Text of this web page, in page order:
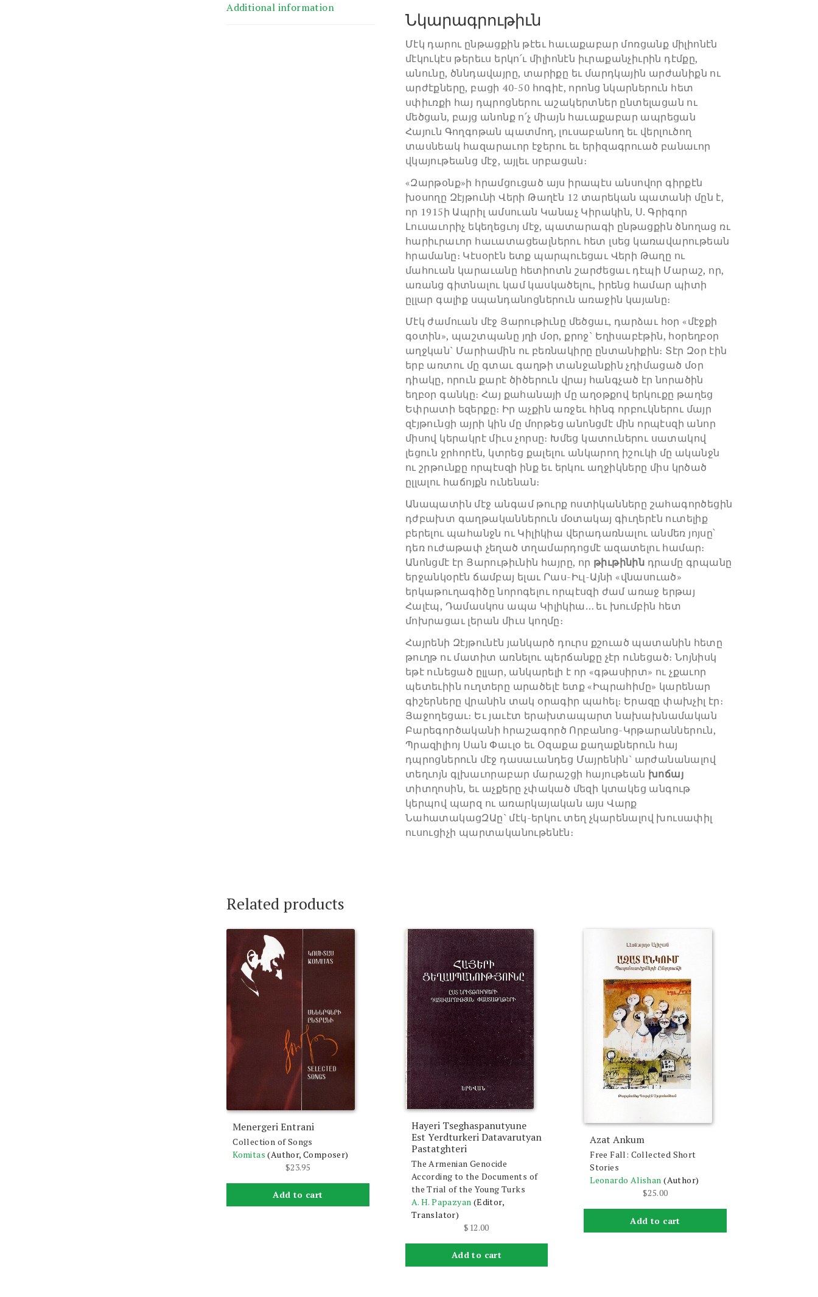
Additional information
Նկարագրութիւն
Մէկ դարու ընթացքին թէեւ հաւաքաբար մոռցանք միլիոնէն
մէկուկէս թերեւս երկո՛ւ միլիոնէն իւրաքանչիւրին դէմքը,
անունը, ծննդավայրը, տարիքը եւ մարդկային արժանիքն ու
արժէքները, բացի 40-50 հոգիէ, որոնց նկարներուն հետ
սփիւռքի հայ դպրոցներու աշակերտներ ընտելացան ու
մեծցան, բայց անոնք ո՛չ միայն հաւաքաբար ապրեցան
Հայուն Գողգոթան պատմող, լուսաբանող եւ վերլուծող
տասնեակ հազարաւոր էջերու եւ երիզագրուած բանաւոր
վկայութեանց մէջ, այլեւ սրբացան։
«Զարթօնք»ի հրամցուցած այս իրապէս անսովոր գիրքէն
խօսողը Զէյթունի Վերի Թաղէն 12 տարեկան պատանի մըն է,
որ 1915ի Ապրիլ ամսուան Կանաչ Կիրակին, Ս. Գրիգոր
Լուսաւորիչ եկեղեցւոյ մէջ, պատարագի ընթացքին ծնողաց ռւ
հարիւրաւոր հաւատացեալներու հետ լսեց կառավարութեան
հրամանը։ Կէսօրէն ետք պարպուեցաւ Վերի Թաղը ու
մահուան կարաւանը հետիոտն շարժեցաւ դէպի Մարաշ, որ,
առանց գիտնալու կամ կասկածելու, իրենց համար պիտի
ըլլար գալիք սպանդանոցներուն առաջին կայանը։
Մէկ ժամուան մէջ Յարութիւնը մեծցաւ, դարձաւ հօր «մէջքի
գօտին», պաշտպանը յղի մօր, քրոջ` Եղիսաբէթին, հօրեղբօր
աղջկան` Մարիամին ու բեռնակիրը ընտանիքին։ Տէր Զօր էին
երբ առտու մը գտաւ գաղթի տանջանքին չդիմացած մօր
դիակը, որուն քարէ ծիծերուն վրայ հանգչած էր նորածին
եղբօր գանկը։ Հայ քահանայի մը աղօթքով երկուքը թաղեց
Եփրատի եզերքը։ Իր աչքին առջեւ հինգ որբուկներու մայր
զէյթունցի այրի կին մը մորթեց անոնցմէ մին որպէսզի անոր
միսով կերակրէ միւս չորսը։ Խմեց կատուներու սատակով
լեցուն ջրհորէն, կտրեց քալելու անկարող իշուկի մը ականջն
ու շրթունքը որպէսզի ինք եւ երկու աղջիկները միս կրծած
ըլլալու հաճոյքն ունենան։
Անապատին մէջ անգամ թուրք ոստիկանները շահագործեցին
դժբախտ գաղթականներուն մօտակայ գիւղերէն ուտելիք
բերելու պահանջն ու Կիլիկիա վերադառնալու անմեռ յոյսը՝
դեռ ուժաթափ չեղած տղամարդոցմէ ազատելու համար։
Անոնցմէ էր Յարութիւնին հայրը, որ թիւթինին դրամը գրպանը
երջանկօրէն ճամբայ ելաւ Րաս-Իւլ-Այնի «վնասուած»
երկաթուղագիծը նորոգելու որպէսզի ժամ առաջ երթայ
Հալէպ, Դամասկոս ապա Կիլիկիա… եւ խումբին հետ
մոխրացաւ լերան միւս կողմը։
Հայրենի Զէյթունէն յանկարծ դուրս քշուած պատանին հետը
թուղթ ու մատիտ առնելու պերճանքը չէր ունեցած։ Նոյնիսկ
եթէ ունեցած ըլլար, անկարելի է որ «գթասիրտ» ու չքաւոր
պետեւիին ուղտերը արածելէ ետք «Իպրահիմը» կարենար
գիշերները վրանին տակ օրագիր պահել։ Երազը փախչիլ էր։
Յաջողեցաւ։ Եւ յաւէտ երախտապարտ նախախնամական
Բարեգործականի հրաշագործ Որբանոց-Կրթարաններուն,
Պրազիլիոյ Սան Փաւլօ եւ Օզաքա քաղաքներուն հայ
դպրոցներուն մէջ դասաւանդեց Մայրենին` արժանանալով
տեղւոյն գլխաւորաբար մարաշցի հայութեան խոճայ
տիտղոսին, եւ աչքերը չփակած մեզի կտակեց անգութ
կերպով պարզ ու առարկայական այս Վարք
ՆահատակացԶԱը` մէկ-երկու տեղ չկարենալով խուսափիլ
ուսուցիչի պարտականութենէն։
Related products
Menergeri Entrani
Collection of Songs
Komitas (Author, Composer)
$23.95
Add to cart
Hayeri Tseghaspanutyune
Est Yerdturkeri Datavarutyan
Pastatghteri
The Armenian Genocide
According to the Documents of
the Trial of the Young Turks
A. H. Papazyan (Editor,
Translator)
$ 12.00
Add to cart
Azat Ankum
Free Fall: Collected Short
Stories
Leonardo Alishan (Author)
$25.00
Add to cart